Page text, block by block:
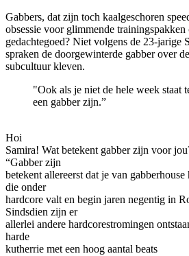
Gabbers, dat zijn toch kaalgeschoren
obsessie voor glimmende trainingspakken
gedachtegoed? Niet volgens de 23-jarige
spraken de doorgewinterde gabber over
subcultuur kleven.
"Ook als je niet de hele week staat
een gabber zijn.”
Hoi
Samira! Wat betekent gabber zijn voor
“Gabber zijn
betekent allereerst dat je van
die onder
hardcore valt en begin jaren negentig in
Sindsdien zijn er
allerlei andere hardcorestromingen
harde
kutherrie met een hoog aantal beats